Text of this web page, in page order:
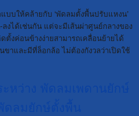
บบให้คล้ายกับ ‘พัดลมตั้งพื้นปรับแหงน’
งได้เช่นกัน แต่จะมีเส้นผ่าศูนย์กลางของ
ตั้งค่อนข้างง่ายสามารถเคลื่อนย้ายได้
ขาและมีที่ล็อกล้อ ไม่ต้องกังวลว่าเปิดใช้